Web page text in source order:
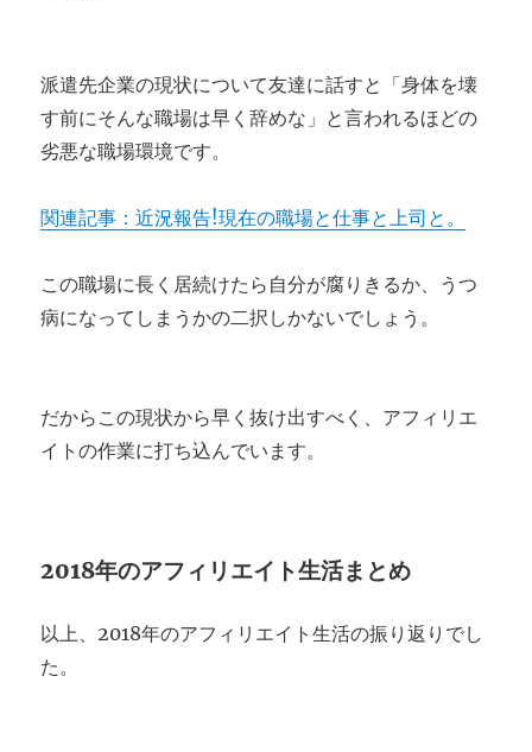
派遣先企業の現状について友達に話すと「身体を壊
す前にそんな職場は早く辞めな」と言われるほどの
劣悪な職場環境です。
関連記事：近況報告!現在の職場と仕事と上司と。
この職場に長く居続けたら自分が腐りきるか、うつ
病になってしまうかの二択しかないでしょう。
だからこの現状から早く抜け出すべく、アフィリエ
イトの作業に打ち込んでいます。
2018年のアフィリエイト生活まとめ
以上、2018年のアフィリエイト生活の振り返りでし
た。